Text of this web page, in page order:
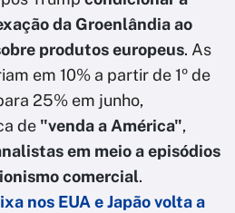
da Groenlândia ao
produtos europeus. As
em 10% a partir de 1º de
25% em junho,
de "venda a América",
em meio a episódios
comercial.
nos EUA e Japão volta a